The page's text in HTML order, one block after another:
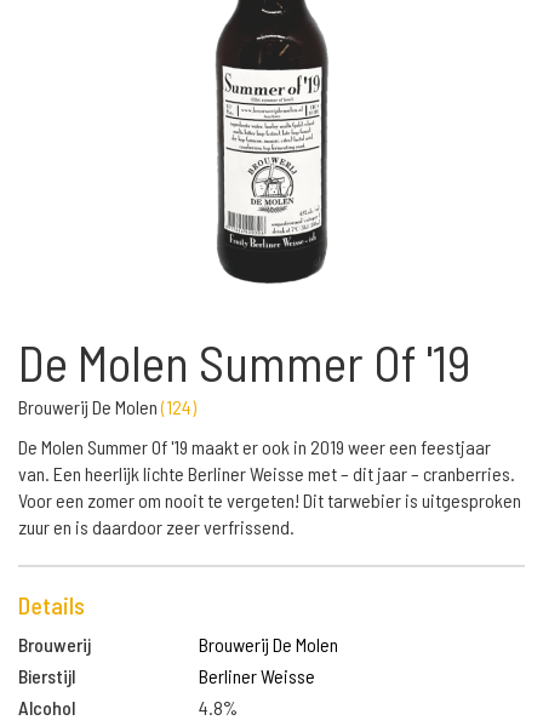
De Molen Summer Of '19
Brouwerij De Molen(124)
De Molen Summer Of '19 maakt er ook in 2019 weer een feestjaar
van. Een heerlijk lichte Berliner Weisse met – dit jaar – cranberries.
Voor een zomer om nooit te vergeten! Dit tarwebier is uitgesproken
zuur en is daardoor zeer verfrissend.
Details
Brouwerij
Brouwerij De Molen
Bierstijl
Berliner Weisse
Alcohol
4.8%